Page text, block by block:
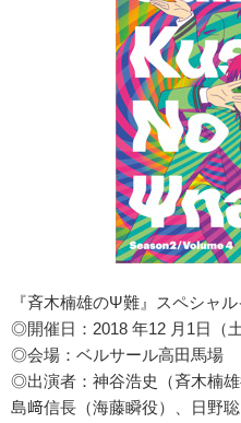
『斉木楠雄のΨ難』スペシャ
◎開催日：2018 年12 月1日（土
◎会場：ベルサール高田馬場
◎出演者：神谷浩史（斉木楠雄
島﨑信長（海藤瞬役）、日野